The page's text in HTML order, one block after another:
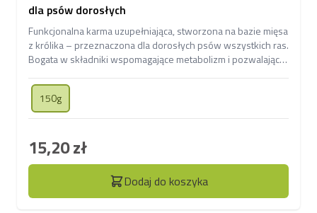
dla psów dorosłych
Funkcjonalna karma uzupełniająca, stworzona na bazie mięsa
z królika – przeznaczona dla dorosłych psów wszystkich ras.
Bogata w składniki wspomagające metabolizm i pozwalające
150g
15,20 zł
Dodaj do koszyka